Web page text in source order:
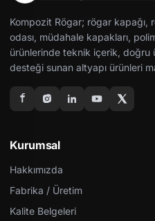
Kompozit Rögar; rögar kapağı,
odası, müdahale kapakları,
ürünlerinde teknik içerik, doğru
desteği sunan altyapı ürünleri
Kurumsal
Hakkımızda
Fabrika / Üretim
Kalite Belgeleri